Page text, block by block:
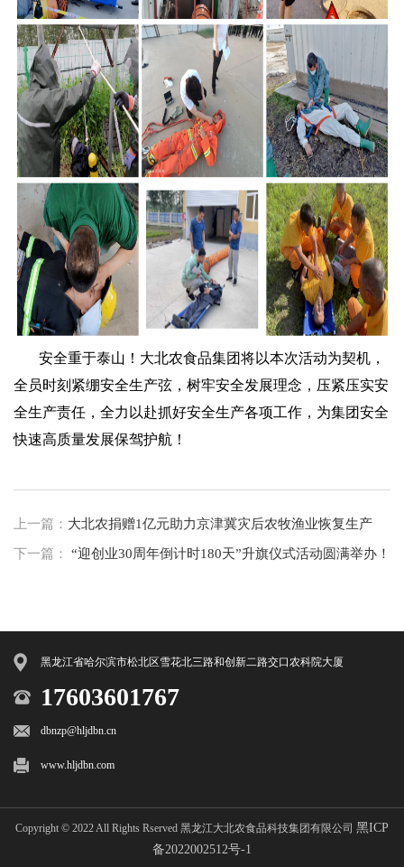
安全重于泰山！大北农食品集团将以本次活动为契机，
全员时刻紧绷安全生产弦，树牢安全发展理念，压紧压实安
全生产责任，全力以赴抓好安全生产各项工作，为集团安全
快速高质量发展保驾护航！
上一篇： 大北农捐赠1亿元助力京津冀灾后农牧渔业恢复生产
下一篇： “迎创业30周年倒计时180天”升旗仪式活动圆满举办！
黑龙江省哈尔滨市松北区雪花北三路和创新二路交口农科院大厦
17603601767
dbnzp@hljdbn.cn
www.hljdbn.com
Copyright © 2022 All Rights Rserved 黑龙江大北农食品科技集团有限公司 黑ICP
备2022002512号-1